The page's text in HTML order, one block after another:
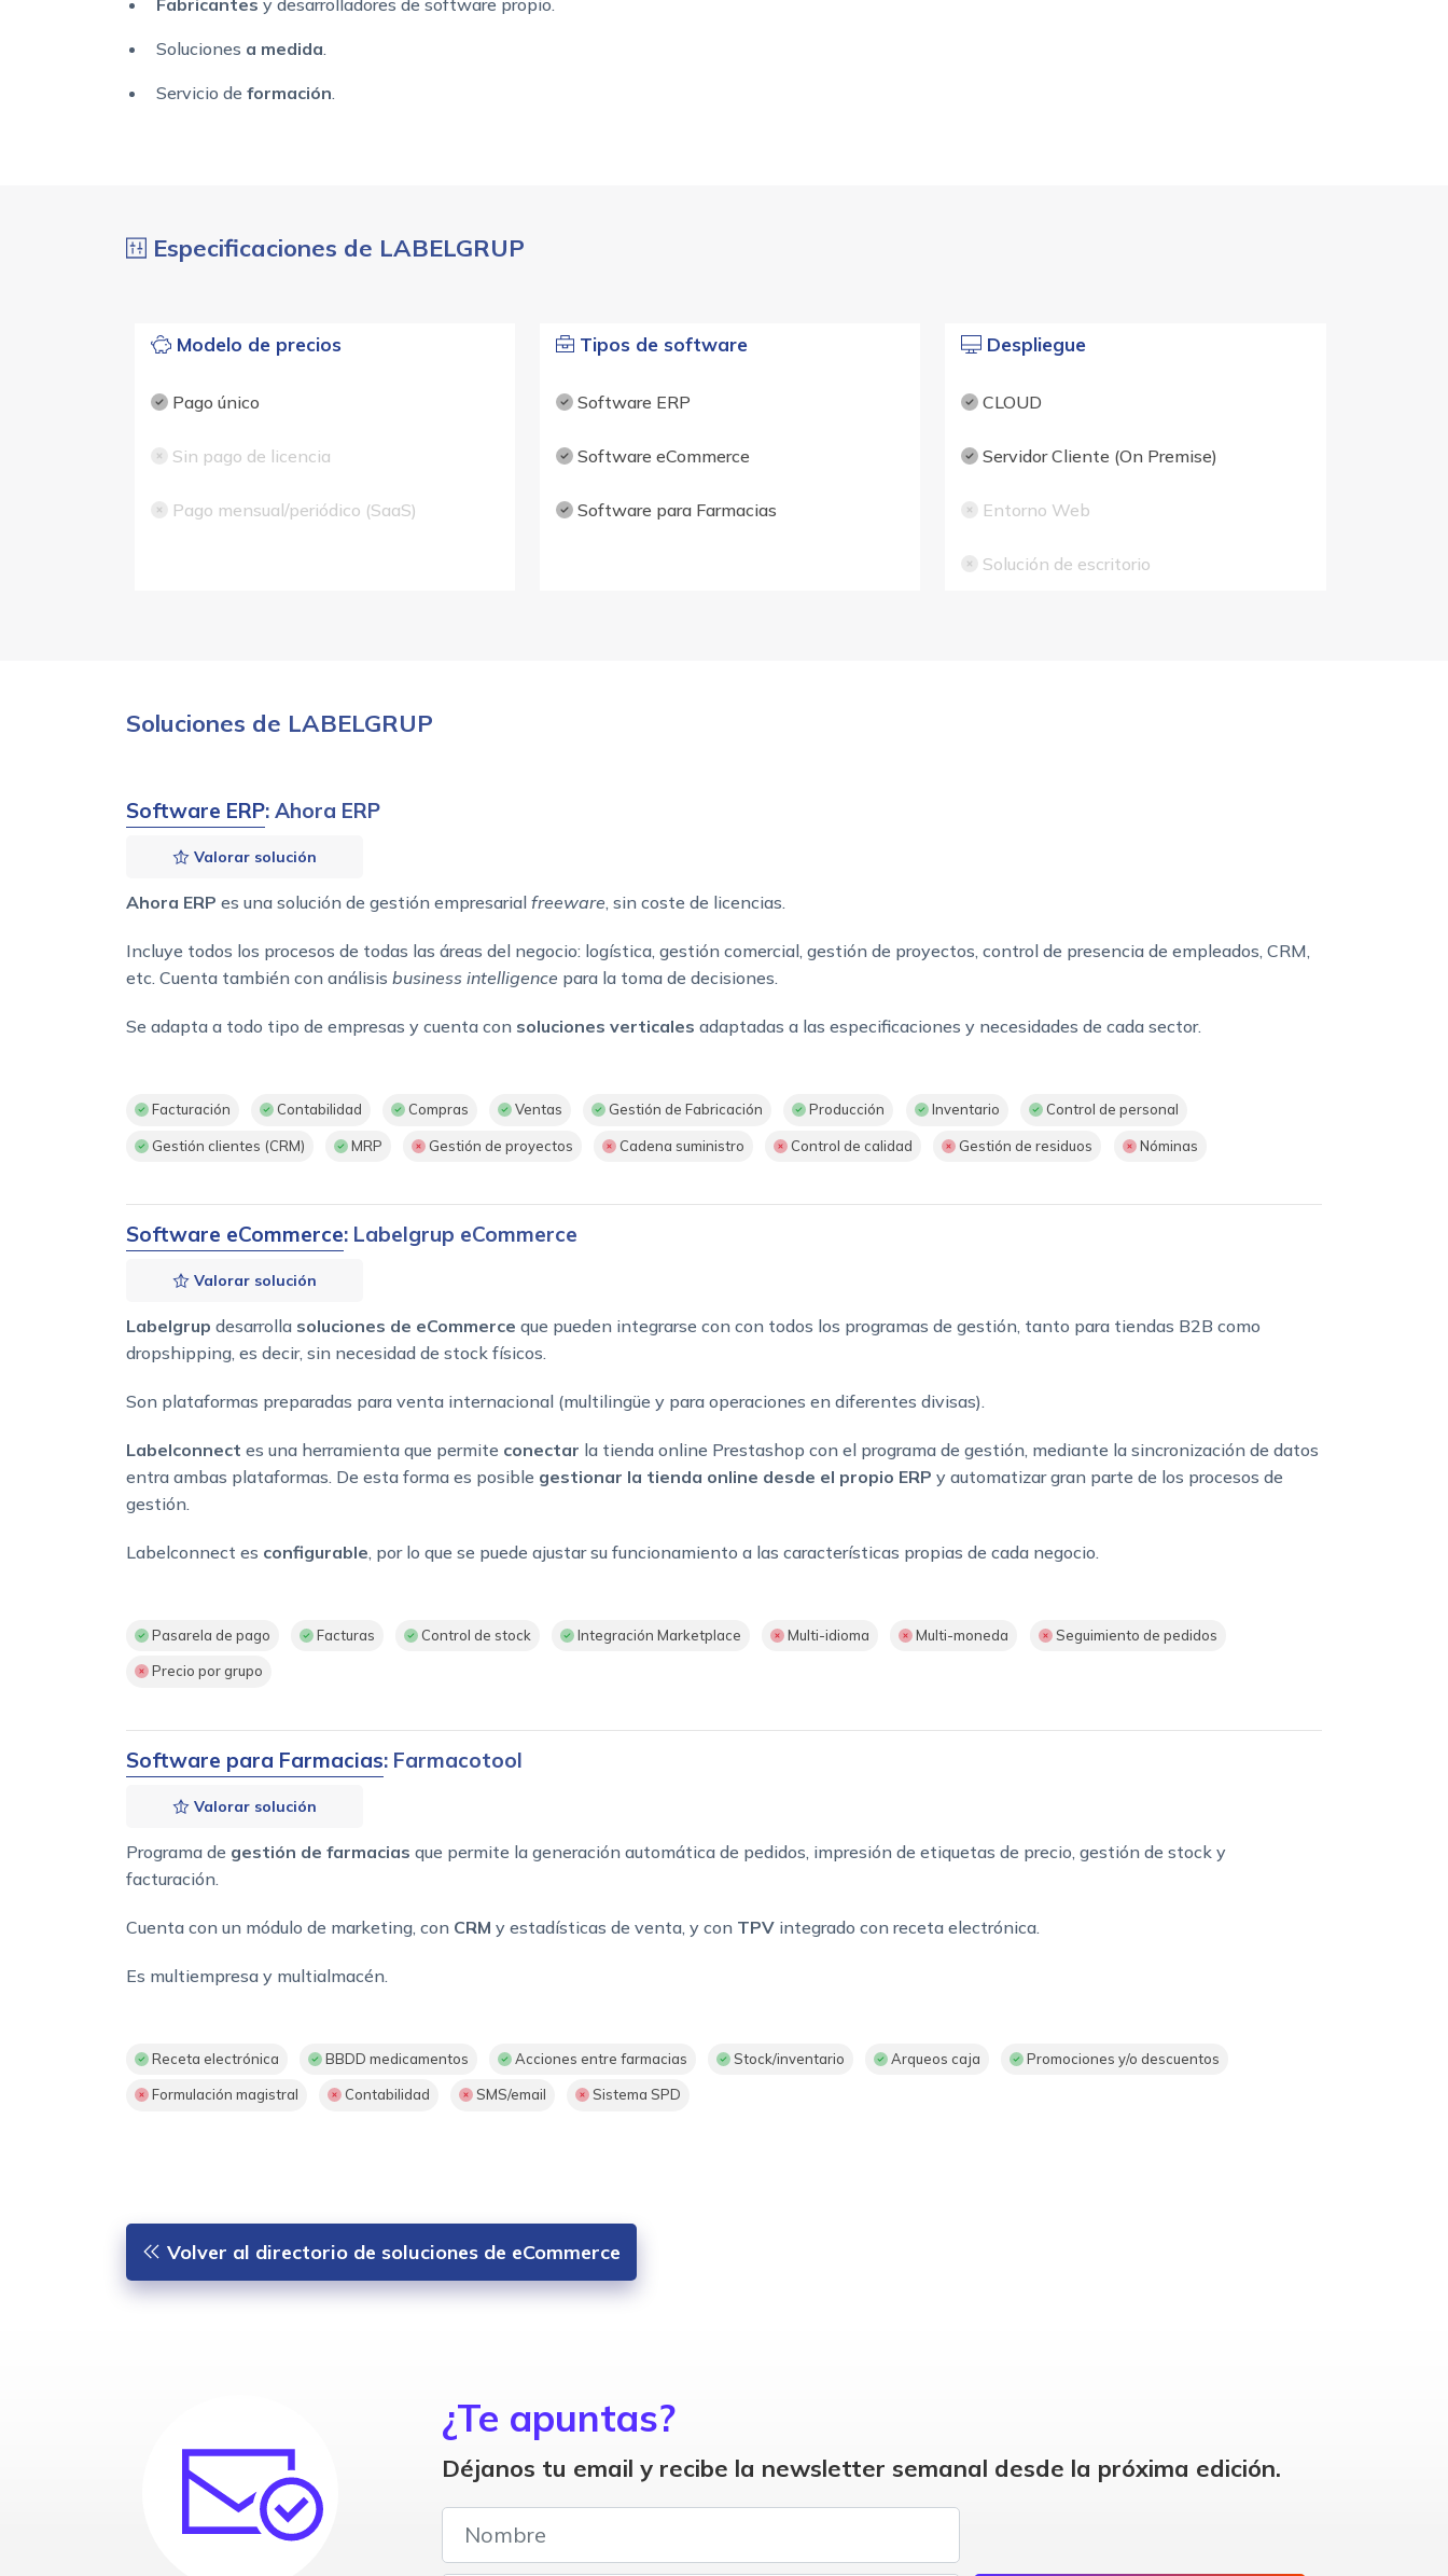
Fabricantes y desarrolladores de software propio.
Soluciones a medida.
Servicio de formación.
Especificaciones de LABELGRUP
Modelo de precios
Pago único
Sin pago de licencia
Pago mensual/periódico (SaaS)
Tipos de software
Software ERP
Software eCommerce
Software para Farmacias
Despliegue
CLOUD
Servidor Cliente (On Premise)
Entorno Web
Solución de escritorio
Soluciones de LABELGRUP
Software ERP: Ahora ERP
Valorar solución
Ahora ERP es una solución de gestión empresarial freeware, sin coste de licencias.
Incluye todos los procesos de todas las áreas del negocio: logística, gestión comercial, gestión de proyectos, control de presencia de empleados, CRM,
etc. Cuenta también con análisis business intelligence para la toma de decisiones.
Se adapta a todo tipo de empresas y cuenta con soluciones verticales adaptadas a las especificaciones y necesidades de cada sector.
Facturación Contabilidad Compras Ventas Gestión de Fabricación Producción Inventario Control de personal
Gestión clientes (CRM) MRP Gestión de proyectos Cadena suministro Control de calidad Gestión de residuos Nóminas
Software eCommerce: Labelgrup eCommerce
Valorar solución
Labelgrup desarrolla soluciones de eCommerce que pueden integrarse con con todos los programas de gestión, tanto para tiendas B2B como
dropshipping, es decir, sin necesidad de stock físicos.
Son plataformas preparadas para venta internacional (multilingüe y para operaciones en diferentes divisas).
Labelconnect es una herramienta que permite conectar la tienda online Prestashop con el programa de gestión, mediante la sincronización de datos
entra ambas plataformas. De esta forma es posible gestionar la tienda online desde el propio ERP y automatizar gran parte de los procesos de
gestión.
Labelconnect es configurable, por lo que se puede ajustar su funcionamiento a las características propias de cada negocio.
Pasarela de pago Facturas Control de stock Integración Marketplace Multi-idioma Multi-moneda Seguimiento de pedidos
Precio por grupo
Software para Farmacias: Farmacotool
Valorar solución
Programa de gestión de farmacias que permite la generación automática de pedidos, impresión de etiquetas de precio, gestión de stock y
facturación.
Cuenta con un módulo de marketing, con CRM y estadísticas de venta, y con TPV integrado con receta electrónica.
Es multiempresa y multialmacén.
Receta electrónica BBDD medicamentos Acciones entre farmacias Stock/inventario Arqueos caja Promociones y/o descuentos
Formulación magistral Contabilidad SMS/email Sistema SPD
Volver al directorio de soluciones de eCommerce
¿Te apuntas?
Déjanos tu email y recibe la newsletter semanal desde la próxima edición.